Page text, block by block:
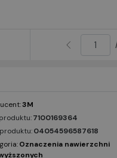
3M
7100169364
04054596587618
Oznaczenia nawierzchni